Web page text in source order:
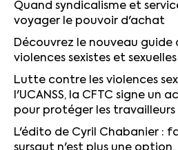
Quand syndicalisme et
voyager le pouvoir d'achat
Découvrez le nouveau
violences sexistes et
Lutte contre les violences
l'UCANSS, la CFTC signe un
pour protéger les travailleurs
L'édito de Cyril Chabanier :